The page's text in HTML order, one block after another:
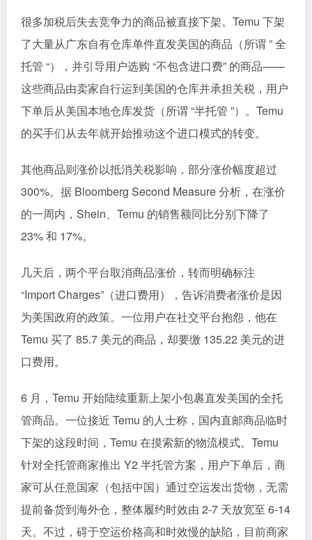
很多加税后失去竞争力的商品被直接下架。Temu 下架
了大量从广东自有仓库单件直发美国的商品（所谓 ” 全
托管 “），并引导用户选购 “不包含进口费” 的商品——
这些商品由卖家自行运到美国的仓库并承担关税，用户
下单后从美国本地仓库发货（所谓 “半托管 ”）。Temu
的买手们从去年就开始推动这个进口模式的转变。
其他商品则涨价以抵消关税影响，部分涨价幅度超过
300%。据 Bloomberg Second Measure 分析，在涨价
的一周内，Shein、Temu 的销售额同比分别下降了
23% 和 17%。
几天后，两个平台取消商品涨价，转而明确标注
“Import Charges”（进口费用），告诉消费者涨价是因
为美国政府的政策。一位用户在社交平台抱怨，他在
Temu 买了 85.7 美元的商品，却要缴 135.22 美元的进
口费用。
6 月，Temu 开始陆续重新上架小包裹直发美国的全托
管商品。一位接近 Temu 的人士称，国内直邮商品临时
下架的这段时间，Temu 在摸索新的物流模式。Temu
针对全托管商家推出 Y2 半托管方案，用户下单后，商
家可从任意国家（包括中国）通过空运发出货物，无需
提前备货到海外仓，整体履约时效由 2-7 天放宽至 6-14
天。不过，碍于空运价格高和时效慢的缺陷，目前商家